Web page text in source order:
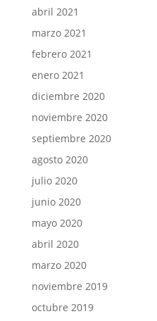
abril 2021
marzo 2021
febrero 2021
enero 2021
diciembre 2020
noviembre 2020
septiembre 2020
agosto 2020
julio 2020
junio 2020
mayo 2020
abril 2020
marzo 2020
noviembre 2019
octubre 2019